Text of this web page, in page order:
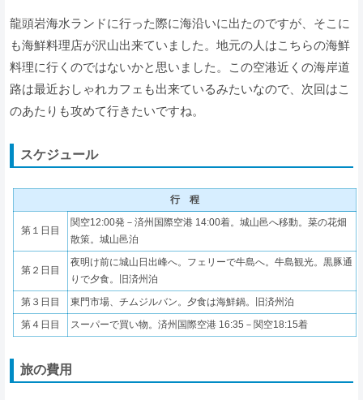
龍頭岩海水ランドに行った際に海沿いに出たのですが、そこに
も海鮮料理店が沢山出来ていました。地元の人はこちらの海鮮
料理に行くのではないかと思いました。この空港近くの海岸道
路は最近おしゃれカフェも出来ているみたいなので、次回はこ
のあたりも攻めて行きたいですね。
スケジュール
行 程
第１日目
関空12:00発－済州国際空港 14:00着。城山邑へ移動。菜の花畑
散策。城山邑泊
第２日目
夜明け前に城山日出峰へ。フェリーで牛島へ。牛島観光。黒豚通
りで夕食。旧済州泊
第３日目
東門市場、チムジルバン。夕食は海鮮鍋。旧済州泊
第４日目
スーパーで買い物。済州国際空港 16:35－関空18:15着
旅の費用